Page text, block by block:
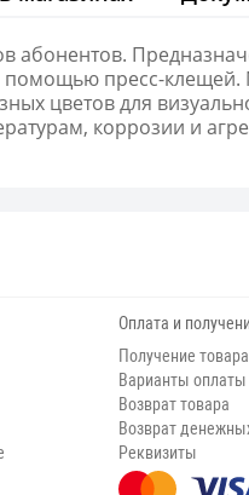
абонентов.
пресс-клещей.
цветов для
коррозии и
Оплата и
Получение товара
Варианты оплаты
Возврат товара
Возврат
Реквизиты